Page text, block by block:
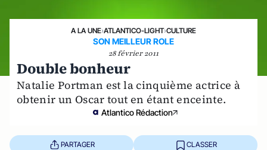
A LA UNE›ATLANTICO-LIGHT›CULTURE
SON MEILLEUR ROLE
28 février 2011
Double bonheur
Natalie Portman est la cinquième actrice à
obtenir un Oscar tout en étant enceinte.
Atlantico Rédaction
PARTAGER CLASSER